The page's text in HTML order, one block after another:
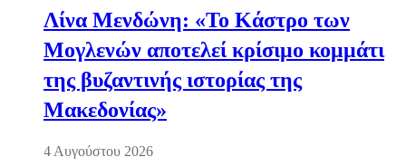
Λίνα Μενδώνη: «Το Κάστρο των
Μογλενών αποτελεί κρίσιμο κομμάτι
της βυζαντινής ιστορίας της
Μακεδονίας»
4 Αυγούστου 2026